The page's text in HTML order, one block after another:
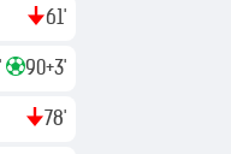
61'
90+3'
78'